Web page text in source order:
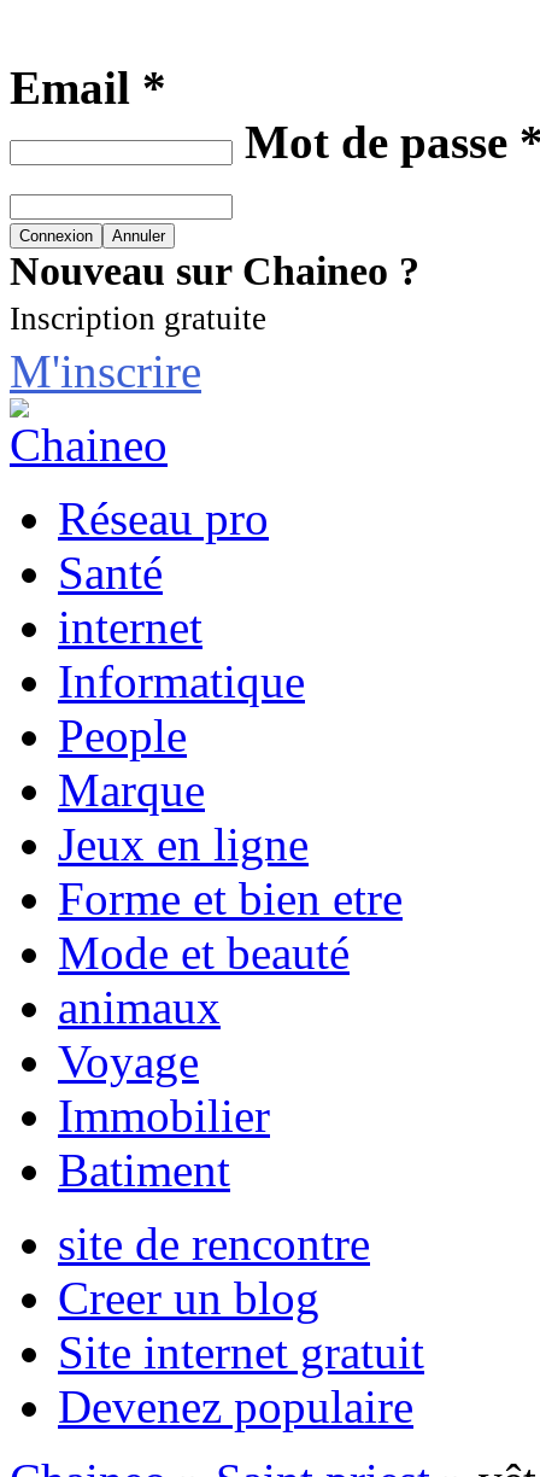
Email *
Mot de passe
Nouveau sur Chaineo ?
Inscription gratuite
M'inscrire
Réseau pro
Santé
internet
Informatique
People
Marque
Jeux en ligne
Forme et bien etre
Mode et beauté
animaux
Voyage
Immobilier
Batiment
site de rencontre
Creer un blog
Site internet gratuit
Devenez populaire